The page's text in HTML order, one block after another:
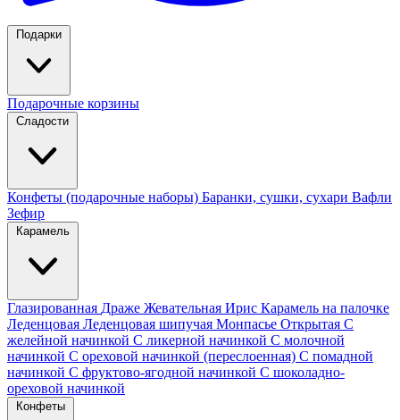
Подарки
Подарочные корзины
Сладости
Конфеты (подарочные наборы) Баранки, сушки, сухари Вафли
Зефир
Карамель
Глазированная Драже Жевательная Ирис Карамель на палочке
Леденцовая Леденцовая шипучая Монпасье Открытая С
желейной начинкой С ликерной начинкой С молочной
начинкой С ореховой начинкой (переслоенная) С помадной
начинкой С фруктово-ягодной начинкой С шоколадно-
ореховой начинкой
Конфеты